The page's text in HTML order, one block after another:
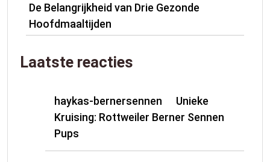
De Belangrijkheid van Drie Gezonde
Hoofdmaaltijden
Laatste reacties
haykas-bernersennen
Unieke
Kruising: Rottweiler Berner Sennen
Pups